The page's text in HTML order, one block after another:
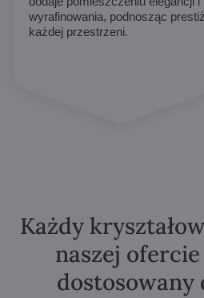
wyrafinowania, podnosząc prestiż
każdej przestrzeni.
Każdy
naszej
dostosowany